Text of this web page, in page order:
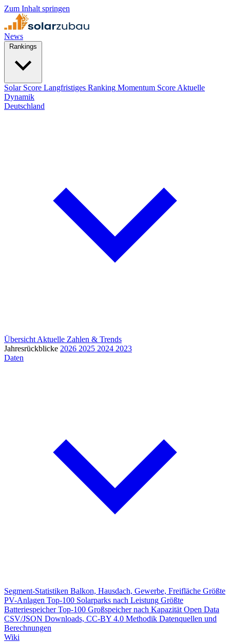
Zum Inhalt springen
News
Solar Score Langfristiges Ranking Momentum Score Aktuelle
Dynamik
Deutschland
Übersicht Aktuelle Zahlen & Trends
Jahresrückblicke 2026 2025 2024 2023
Daten
Segment-Statistiken Balkon, Hausdach, Gewerbe, Freifläche Größte
PV-Anlagen Top-100 Solarparks nach Leistung Größte
Batteriespeicher Top-100 Großspeicher nach Kapazität Open Data
CSV/JSON Downloads, CC-BY 4.0 Methodik Datenquellen und
Berechnungen
Wiki